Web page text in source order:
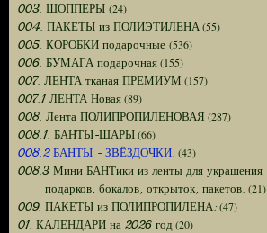
003. ШОППЕРЫ (24)
004. ПАКЕТЫ из ПОЛИЭТИЛЕНА(55)
005. КОРОБКИ подарочные (536)
006. БУМАГА подарочная(155)
007. ЛЕНТА тканая ПРЕМИУМ (157)
007.1 ЛЕНТА Новая(89)
008. Лента ПОЛИПРОПИЛЕНОВАЯ (287)
008.1. БАНТЫ-ШАРЫ(66)
008.2 БАНТЫ - ЗВЁЗДОЧКИ. (43)
008.3 Мини БАНТики из ленты для украшения
подарков, бокалов, открыток, пакетов. (21)
009. ПАКЕТЫ из ПОЛИПРОПИЛЕНА:(47)
01. КАЛЕНДАРИ на 2026 год (20)